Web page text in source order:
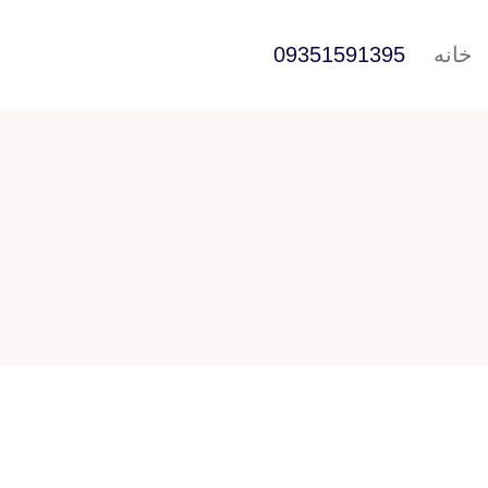
خانه 09351591395